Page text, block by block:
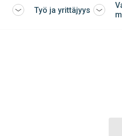
Avaa
Työ ja yrittäjyys Avaa